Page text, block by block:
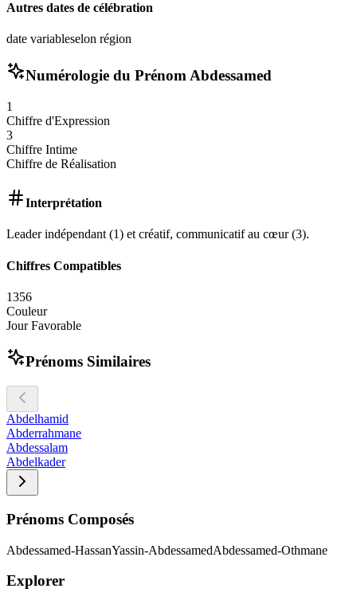
Autres dates de célébration
date variableselon région
Numérologie du Prénom Abdessamed
1
Chiffre d'Expression
3
Chiffre Intime
Chiffre de Réalisation
Interprétation
Leader indépendant (1) et créatif, communicatif au cœur (3).
Chiffres Compatibles
1356
Couleur
Jour Favorable
Prénoms Similaires
Abdelhamid
Abderrahmane
Abdessalam
Abdelkader
Prénoms Composés
Abdessamed-HassanYassin-AbdessamedAbdessamed-Othmane
Explorer